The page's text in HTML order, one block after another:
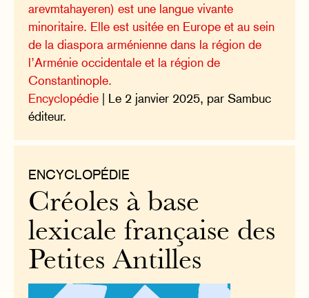
arevmtahayeren) est une langue vivante
minoritaire. Elle est usitée en Europe et au sein
de la diaspora arménienne dans la région de
l’Arménie occidentale et la région de
Constantinople.
Encyclopédie | Le 2 janvier 2025, par Sambuc
éditeur.
ENCYCLOPÉDIE
Créoles à base
lexicale française des
Petites Antilles